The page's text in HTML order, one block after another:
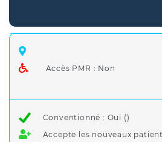
Accès PMR : Non
Conventionné : Oui ()
Accepte les nouveaux